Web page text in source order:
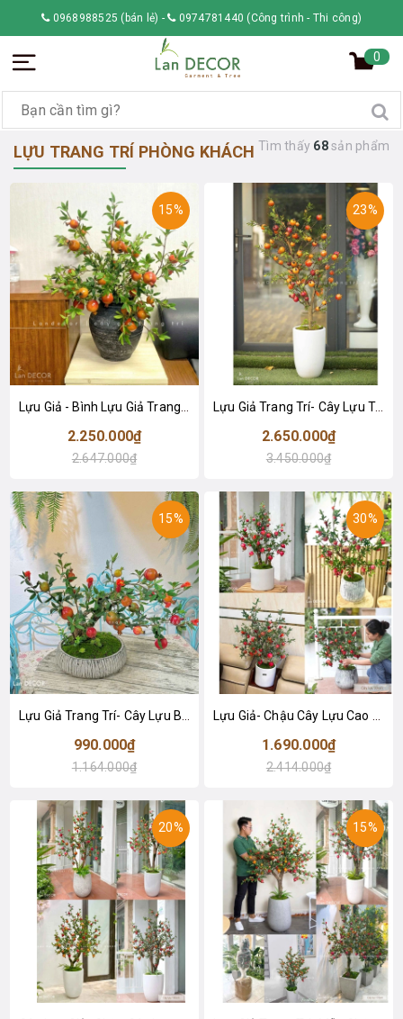
0968988525 (bán lẻ) - 0974781440 (Công trình - Thi công)
0
LỰU TRANG TRÍ PHÒNG KHÁCH Tìm thấy 68sản phẩm
15%
2.250.000₫
2.647.000₫
23%
Lựu Giả Trang Trí- Cây Lựu Trang Trí Tết (150cm)- CC1012
2.650.000₫
3.450.000₫
15%
990.000₫
1.164.000₫
30%
1.690.000₫
2.414.000₫
20% 15%